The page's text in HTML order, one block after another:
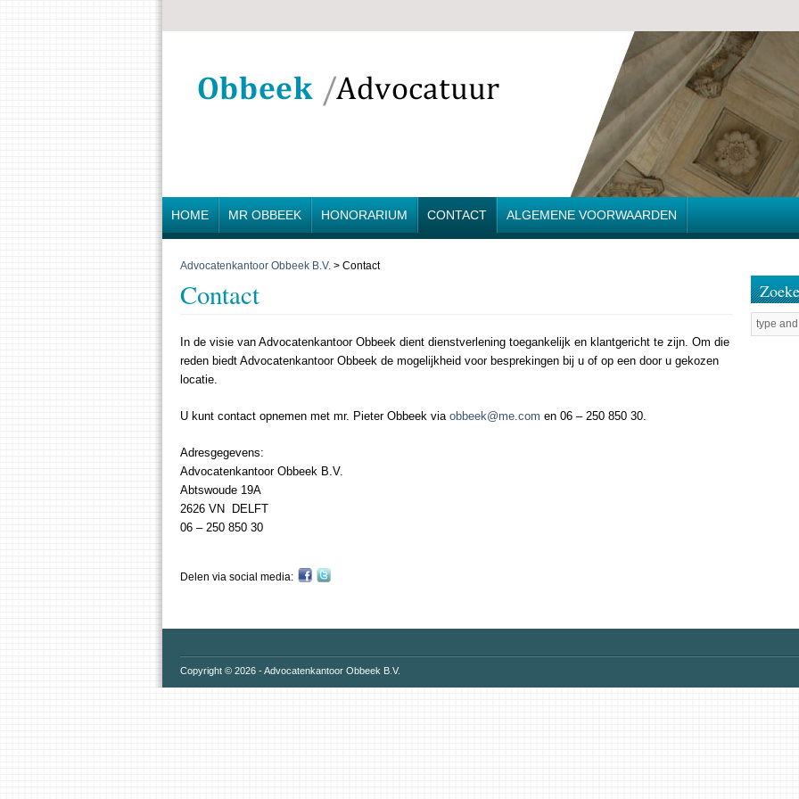
HOME MR OBBEEK HONORARIUM CONTACT ALGEMENE VOORWAARDEN
Advocatenkantoor Obbeek B.V. > Contact
Contact
In de visie van Advocatenkantoor Obbeek dient dienstverlening toegankelijk en klantgericht te zijn. Om die
reden biedt Advocatenkantoor Obbeek de mogelijkheid voor besprekingen bij u of op een door u gekozen
locatie.
U kunt contact opnemen met mr. Pieter Obbeek via obbeek@me.com en 06 – 250 850 30.
Adresgegevens:
Advocatenkantoor Obbeek B.V.
Abtswoude 19A
2626 VN DELFT
06 – 250 850 30
Delen via social media:
Copyright © 2026 -Advocatenkantoor Obbeek B.V.